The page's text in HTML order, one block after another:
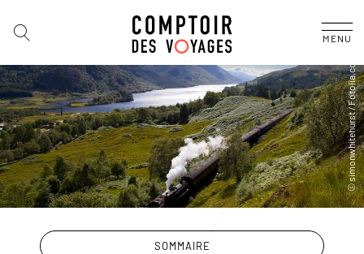
MENU
SOMMAIRE